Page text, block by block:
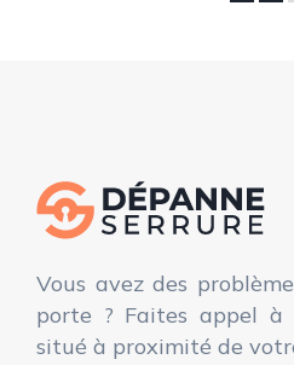
Vous avez des
porte ? Faites appel
situé à proximité de